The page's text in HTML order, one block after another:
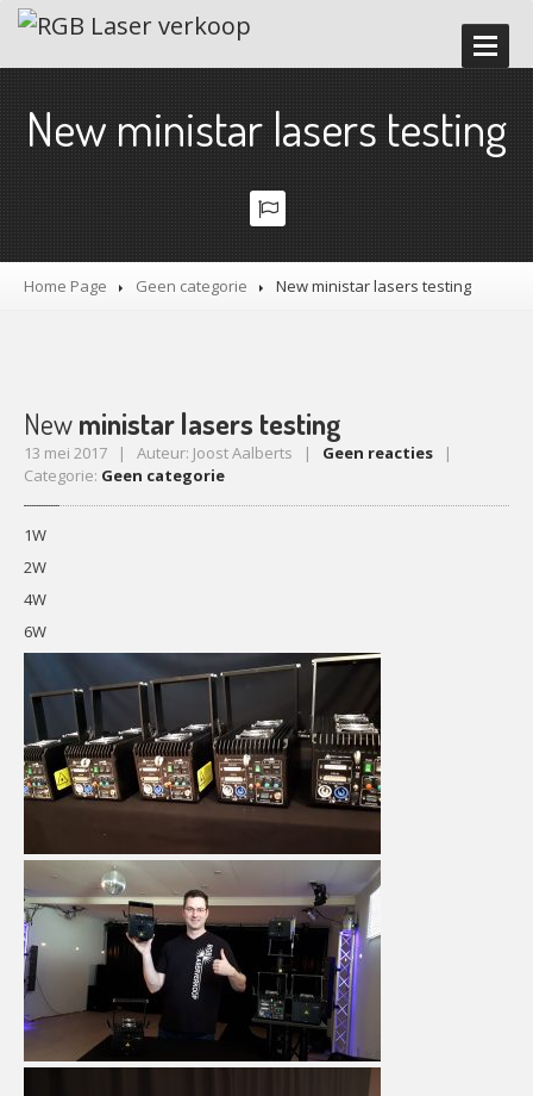
ONZEDIENSTEN
Demostudio
GALERIJ
CONTACT
Info
New ministar lasers testing
Home Page Geen categorie Newministar lasers testing
Newministar lasers testing
13 mei 2017 | Auteur: Joost Aalberts | Geen reacties |
Categorie: Geen categorie
1W
2W
4W
6W